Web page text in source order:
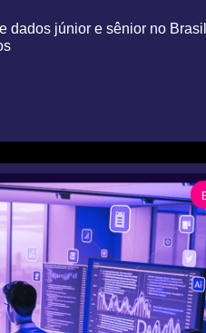
dados júnior e sênior no